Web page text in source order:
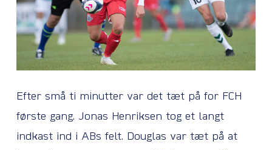
Efter små ti minutter var det tæt på for FCH
første gang. Jonas Henriksen tog et langt
indkast ind i ABs felt. Douglas var tæt på at